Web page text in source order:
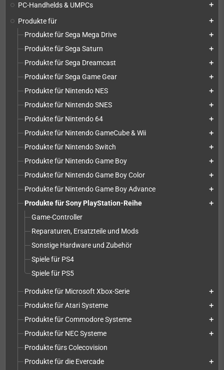
PC-Handhelds & UMPCs add
Produkte für add
Produkte für Sega Mega Drive add
Produkte für Sega Saturn add
Produkte für Sega Dreamcast add
Produkte für Sega Game Gear add
Produkte für Nintendo NES add
Produkte für Nintendo SNES add
Produkte für Nintendo 64 add
Produkte für Nintendo GameCube & Wii add
Produkte für Nintendo Switch add
Produkte für Nintendo Game Boy add
Produkte für Nintendo Game Boy Color add
Produkte für Nintendo Game Boy Advance add
Produkte für Sony PlayStation-Reihe add
Game-Controller
Reparaturen, Ersatzteile und Mods
Sonstige Hardware und Zubehör
Spiele für PS4
Spiele für PS5
Produkte für Microsoft Xbox-Serie add
Produkte für Atari Systeme add
Produkte für Commodore Systeme add
Produkte für NEC Systeme add
Produkte fürs Colecovision
Produkte für die Evercade
add